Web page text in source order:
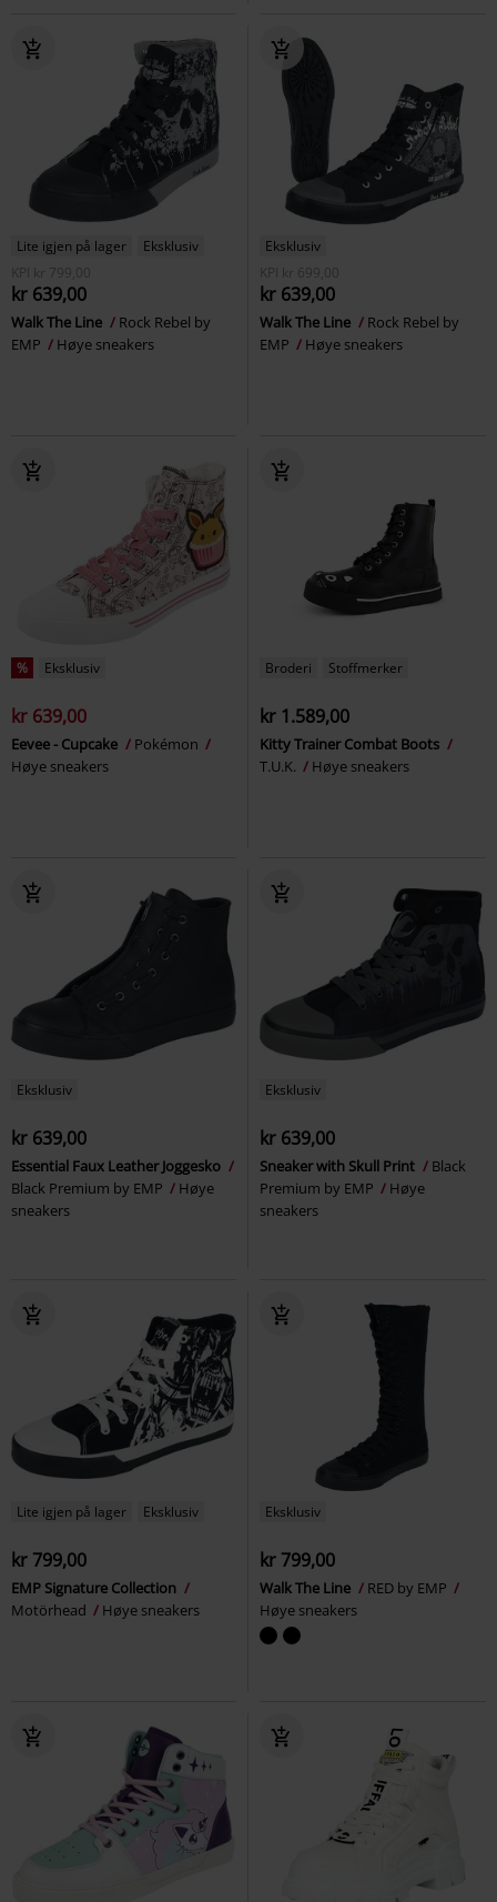
Lite igjen på lager
Eksklusiv
KPI
kr 799,00
kr 639,00
Walk The Line
Rock Rebel by
EMP
Høye sneakers
Eksklusiv
KPI
kr 699,00
kr 639,00
Walk The Line
Rock Rebel by
EMP
Høye sneakers
% Eksklusiv
kr 639,00
Eevee - Cupcake
Pokémon
Høye sneakers
Broderi Stoffmerker
kr 1.589,00
Kitty Trainer Combat Boots
T.U.K.
Høye sneakers
Eksklusiv
kr 639,00
Essential Faux Leather Joggesko
Black Premium by EMP
Høye
sneakers
Eksklusiv
kr 639,00
Sneaker with Skull Print
Black
Premium by EMP
Høye
sneakers
Lite igjen på lager Eksklusiv
kr 799,00
EMP Signature Collection
Motörhead
Høye sneakers
Eksklusiv
kr 799,00
Walk The Line
RED by EMP
Høye sneakers